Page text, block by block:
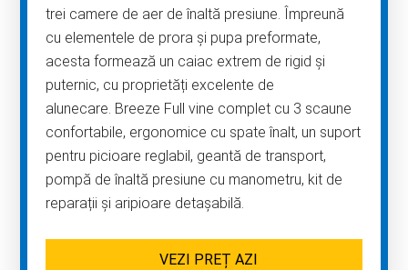
trei camere de aer de înaltă presiune. Împreună
cu elementele de prora și pupa preformate,
acesta formează un caiac extrem de rigid și
puternic, cu proprietăți excelente de
alunecare. Breeze Full vine complet cu 3 scaune
confortabile, ergonomice cu spate înalt, un suport
pentru picioare reglabil, geantă de transport,
pompă de înaltă presiune cu manometru, kit de
reparații și aripioare detașabilă.
VEZI PREȚ AZI